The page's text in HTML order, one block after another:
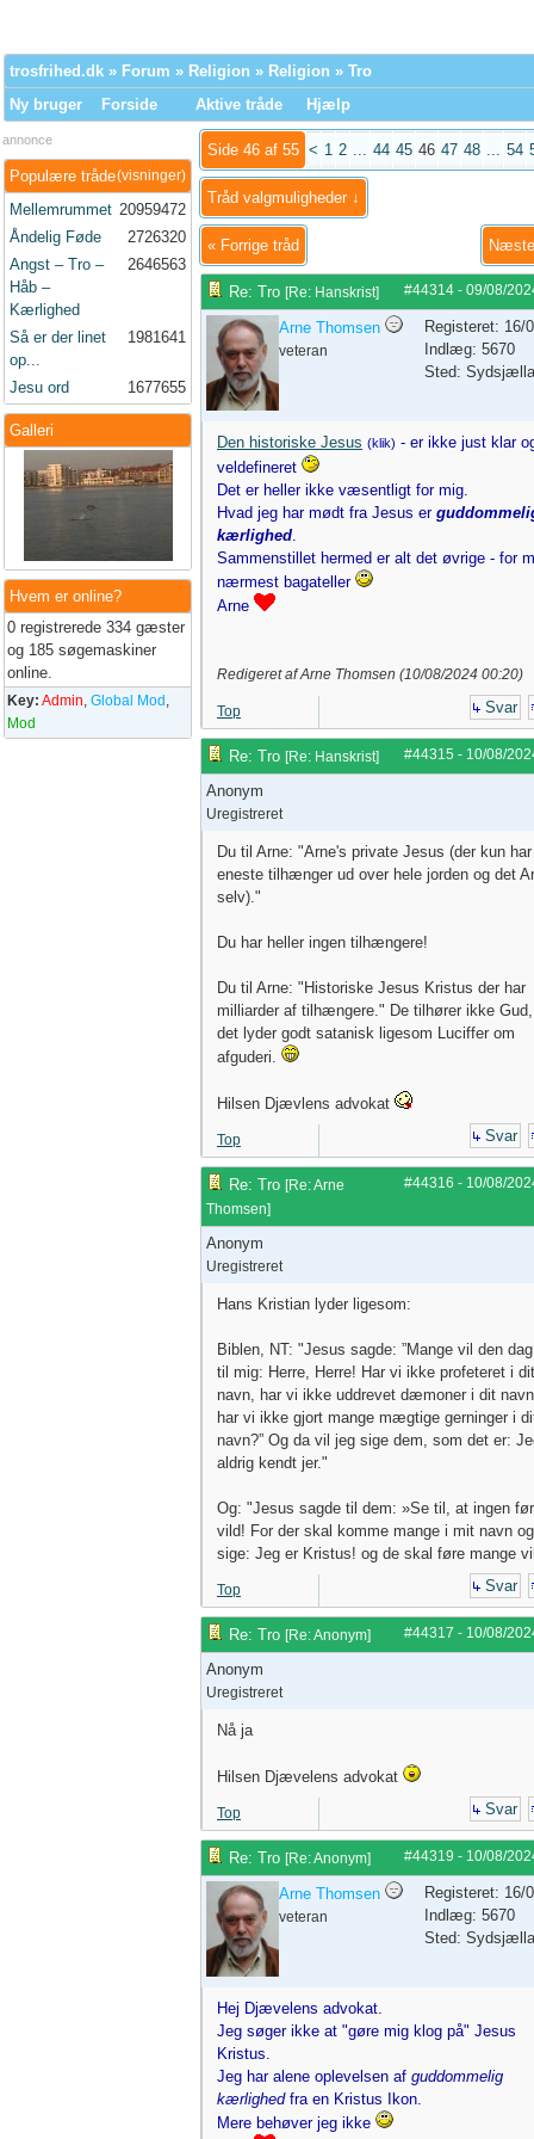
trosfrihed.dk » Forum » Religion » Religion » Tro
Ny bruger
Forside Aktive tråde Hjælp
annonce
(visninger)
Populære tråde
Mellemrummet 20959472
Åndelig Føde
2726320
Angst – Tro –
Håb –
Kærlighed
2646563
Så er der linet
op...
1981641
Jesu ord 1677655
Galleri
Hvem er online?
0 registrerede 334 gæster
og 185 søgemaskiner
online.
Key: Admin, Global Mod ,
Mod
Side 46 af 55 < 1 2 ... 44 45 46 47 48 ... 54
Tråd valgmuligheder ↓
« Forrige tråd
#44314 - 09/08/
Re: Tro [Re: Hanskrist]
Arne Thomsen
veteran
Registeret: 16/
Indlæg: 5670
Sted:
Den historiske Jesus (klik) - er ikke just klar
veldefineret
Det er heller ikke væsentligt for mig.
Hvad jeg har mødt fra Jesus er
kærlighed.
Sammenstillet hermed er alt det øvrige - for
nærmest bagateller
Arne
Redigeret af Arne Thomsen (10/08/2024 00:20)
Top Svar
#44315 - 10/08/
Re: Tro [Re: Hanskrist]
Anonym
Uregistreret
Du til Arne: "Arne's private Jesus (der kun
eneste tilhænger ud over hele jorden og det
selv)."
Du har heller ingen tilhængere!
Du til Arne: "Historiske Jesus Kristus der har
milliarder af tilhængere." De tilhører ikke
det lyder godt satanisk ligesom Luciffer om
afguderi.
Hilsen Djævlens advokat
Top Svar
#44316 - 10/08/
Re: Tro [Re: Arne
Thomsen]
Anonym
Uregistreret
Hans Kristian lyder ligesom:
Biblen, NT: "Jesus sagde: ”Mange vil den
til mig: Herre, Herre! Har vi ikke profeteret i dit
navn, har vi ikke uddrevet dæmoner i dit
har vi ikke gjort mange mægtige gerninger i
navn?” Og da vil jeg sige dem, som det er:
aldrig kendt jer."
Og: "Jesus sagde til dem: »Se til, at ingen
vild! For der skal komme mange i mit navn og
sige: Jeg er Kristus! og de skal føre mange
Top Svar
#44317 - 10/08/
Re: Tro [Re: Anonym]
Anonym
Uregistreret
Nå ja
Hilsen Djævelens advokat
Top Svar
#44319 - 10/08/
Re: Tro [Re: Anonym]
Arne Thomsen
veteran
Registeret: 16/
Indlæg: 5670
Sted:
Hej Djævelens advokat.
Jeg søger ikke at "gøre mig klog på" Jesus
Kristus.
Jeg har alene oplevelsen af guddommelig
kærlighedfra en Kristus Ikon.
Mere behøver jeg ikke